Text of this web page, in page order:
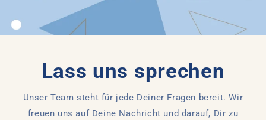
Lass uns sprechen
Unser Team steht für jede Deiner Fragen bereit. Wir
freuen uns auf Deine Nachricht und darauf, Dir zu